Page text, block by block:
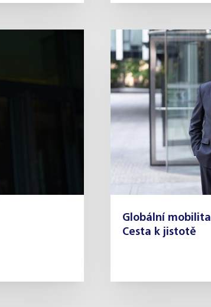
Globální
Cesta k jistotě